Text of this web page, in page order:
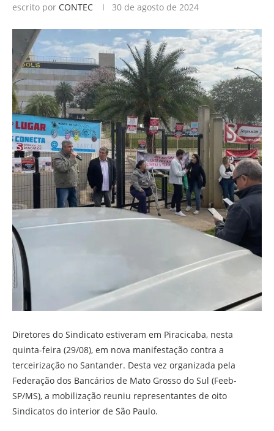
escrito por CONTEC 30 de agosto de 2024
Diretores do Sindicato estiveram em Piracicaba, nesta
quinta-feira (29/08), em nova manifestação contra a
terceirização no Santander. Desta vez organizada pela
Federação dos Bancários de Mato Grosso do Sul (Feeb-
SP/MS), a mobilização reuniu representantes de oito
Sindicatos do interior de São Paulo.